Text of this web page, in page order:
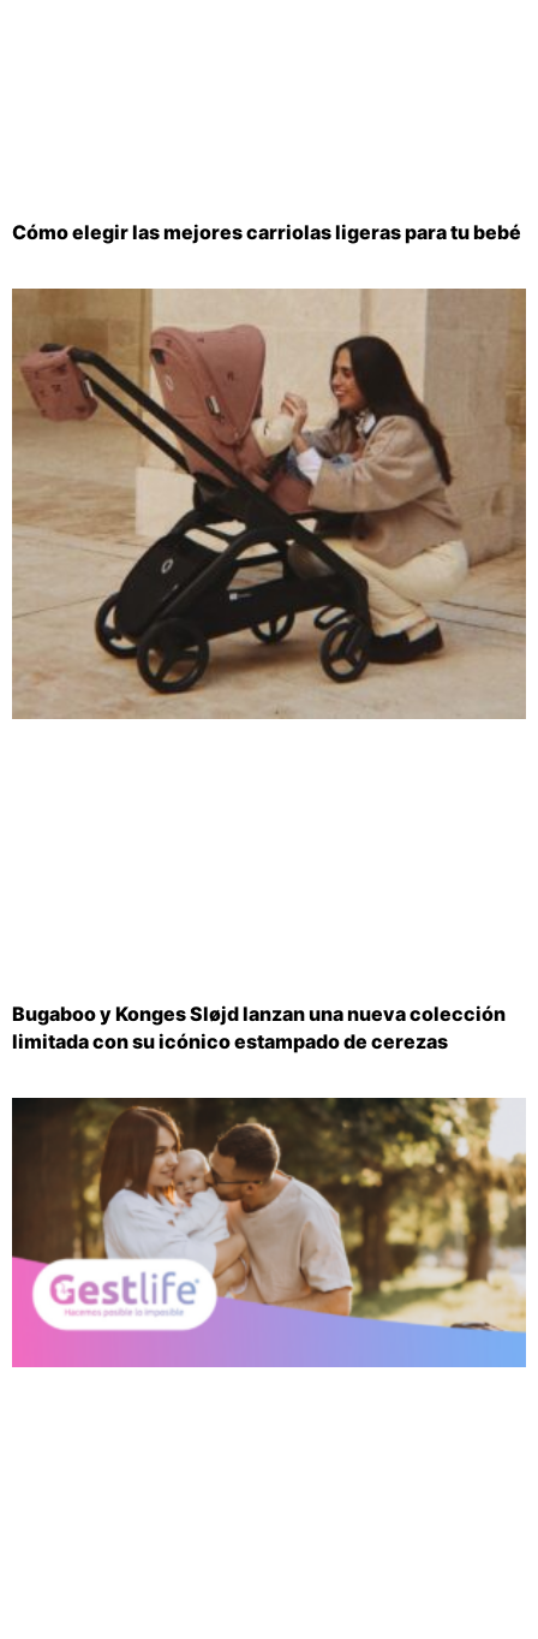
Cómo elegir las mejores carriolas ligeras para tu bebé
Bugaboo y Konges Sløjd lanzan una nueva colección
limitada con su icónico estampado de cerezas